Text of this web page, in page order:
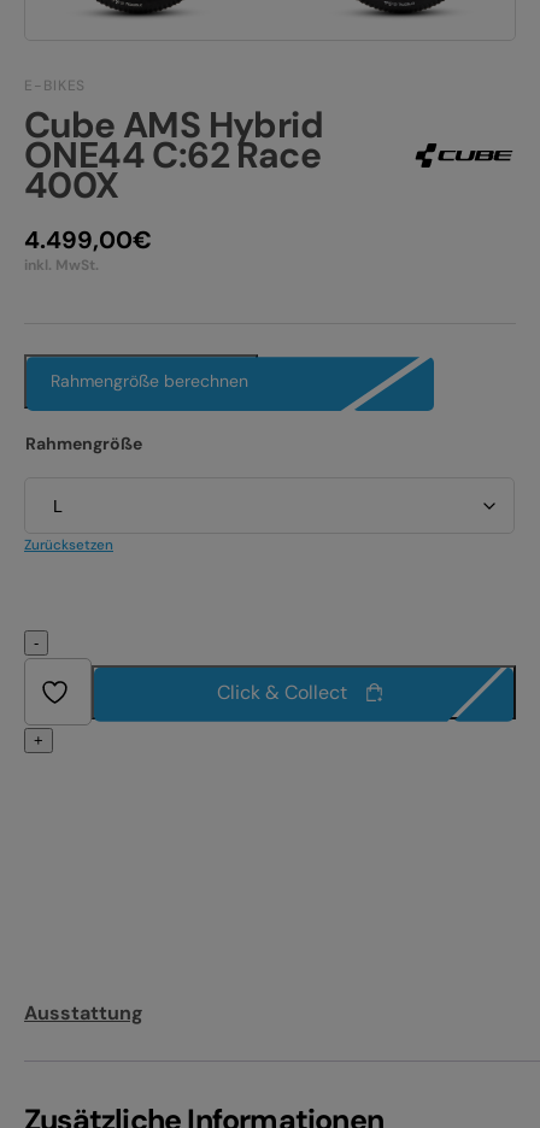
E-BIKE HARDTAIL
E-BIKE TOUR
Alle entdecken
KONTAKT
PRODUKTRÜCKRUFE
E-BIKES
Cube AMS Hybrid
ONE44 C:62 Race
400X
4.499,00€
inkl. MwSt.
Rahmengröße berechnen
Rahmengröße
Zurücksetzen
-
+
Click & Collect
Ausstattung